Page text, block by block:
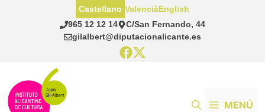
965 12 12 14
C/San Fernando, 44
gilalbert@diputacionalicante.es
Castellano ValenciàEnglish
MENÚ